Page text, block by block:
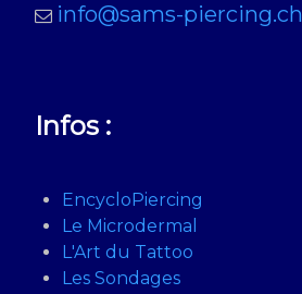
info@sams-piercing.ch
Infos :
EncycloPiercing
Le Microdermal
L'Art du Tattoo
Les Sondages